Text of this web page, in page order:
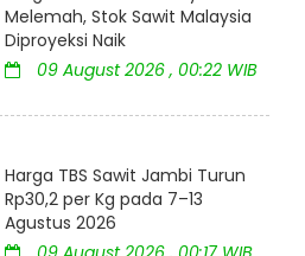
Melemah, Stok Sawit Malaysia
Diproyeksi Naik
09 August 2026 , 00:22 WIB
Harga TBS Sawit Jambi Turun
Rp30,2 per Kg pada 7–13
Agustus 2026